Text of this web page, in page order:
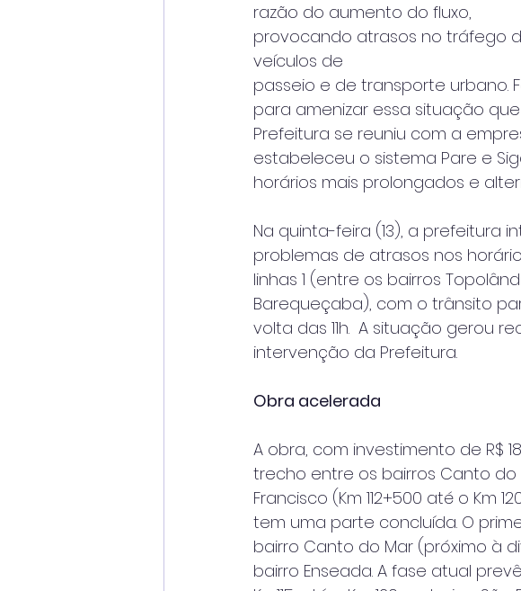
razão do aumento do fluxo,
provocando atrasos no tráfego
veículos de
passeio e de transporte urbano.
para amenizar essa situação
Prefeitura se reuniu com a
estabeleceu o sistema Pare e
horários mais prolongados e
Na quinta-feira (13), a prefeitura
problemas de atrasos nos
linhas 1 (entre os bairros
Barequeçaba), com o trânsito
volta das 11h.  A situação gerou
intervenção da Prefeitura.
Obra acelerada
A obra, com investimento de R$
trecho entre os bairros Canto do
Francisco (Km 112+500 até o Km
tem uma parte concluída. O
bairro Canto do Mar (próximo à
bairro Enseada. A fase atual